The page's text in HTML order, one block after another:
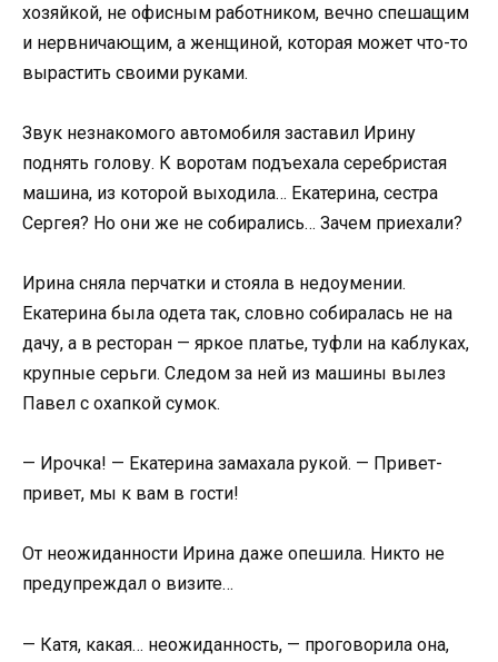
хозяйкой, не офисным работником, вечно спешащим
и нервничающим, а женщиной, которая может что-то
вырастить своими руками.
Звук незнакомого автомобиля заставил Ирину
поднять голову. К воротам подъехала серебристая
машина, из которой выходила… Екатерина, сестра
Сергея? Но они же не собирались… Зачем приехали?
Ирина сняла перчатки и стояла в недоумении.
Екатерина была одета так, словно собиралась не на
дачу, а в ресторан — яркое платье, туфли на каблуках,
крупные серьги. Следом за ней из машины вылез
Павел с охапкой сумок.
— Ирочка! — Екатерина замахала рукой. — Привет-
привет, мы к вам в гости!
От неожиданности Ирина даже опешила. Никто не
предупреждал о визите…
— Катя, какая… неожиданность, — проговорила она,